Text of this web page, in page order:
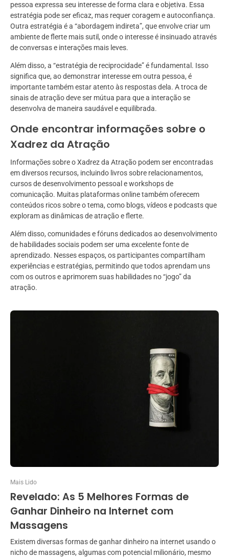
pessoa expressa seu interesse de forma clara e objetiva. Essa
estratégia pode ser eficaz, mas requer coragem e autoconfiança.
Outra estratégia é a “abordagem indireta”, que envolve criar um
ambiente de flerte mais sutil, onde o interesse é insinuado através
de conversas e interações mais leves.
Além disso, a “estratégia de reciprocidade” é fundamental. Isso
significa que, ao demonstrar interesse em outra pessoa, é
importante também estar atento às respostas dela. A troca de
sinais de atração deve ser mútua para que a interação se
desenvolva de maneira saudável e equilibrada.
Onde encontrar informações sobre o
Xadrez da Atração
Informações sobre o Xadrez da Atração podem ser encontradas
em diversos recursos, incluindo livros sobre relacionamentos,
cursos de desenvolvimento pessoal e workshops de
comunicação. Muitas plataformas online também oferecem
conteúdos ricos sobre o tema, como blogs, vídeos e podcasts que
exploram as dinâmicas de atração e flerte.
Além disso, comunidades e fóruns dedicados ao desenvolvimento
de habilidades sociais podem ser uma excelente fonte de
aprendizado. Nesses espaços, os participantes compartilham
experiências e estratégias, permitindo que todos aprendam uns
com os outros e aprimorem suas habilidades no “jogo” da
atração.
Mais Lido
Revelado: As 5 Melhores Formas de
Ganhar Dinheiro na Internet com
Massagens
Existem diversas formas de ganhar dinheiro na internet usando o
nicho de massagens, algumas com potencial milionário, mesmo